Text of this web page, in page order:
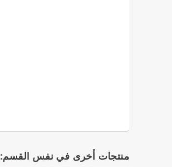
منتجات أخرى في نفس القسم: 6